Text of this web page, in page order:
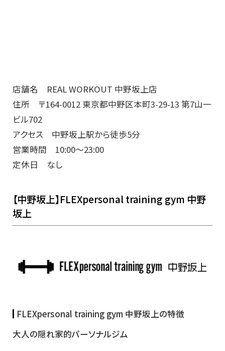
店舗名 REAL WORKOUT 中野坂上店
住所 〒164-0012 東京都中野区本町3-29-13 第7山一
ビル702
アクセス 中野坂上駅から徒歩5分
営業時間 10:00～23:00
定休日 なし
【中野坂上】FLEXpersonal training gym 中野
坂上
FLEXpersonal training gym 中野坂上の特徴
大人の隠れ家的パーソナルジム